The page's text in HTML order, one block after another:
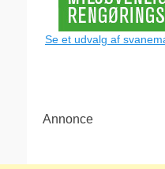
Se et udvalg af
Annonce